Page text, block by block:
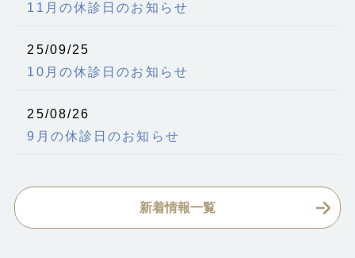
11月の休診日のお知らせ
25/09/25
10月の休診日のお知らせ
25/08/26
9月の休診日のお知らせ
新着情報一覧